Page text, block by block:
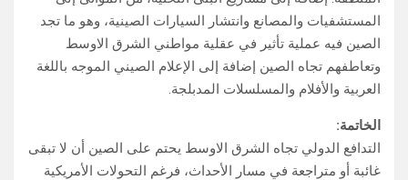
المستشفيات والمصانع وانتشار السيارات الصينية، وهو ما تجد
الصين فيه عملية تأثير في عقلية مواطني الشرق الاوسط
وتعاطفهم تجاه الصين إضافة إلى الإعلام الصيني الموجه باللغة
العربية والأفلام والمسلسلات المدبلجة.
الخاتمة:
التدافع الدولي تجاه الشرق الاوسط يحتم على الصين أن لا تبقى
غائبة أو متراجعة في مسار الأحداث، فرغم التحولات الأمريكية